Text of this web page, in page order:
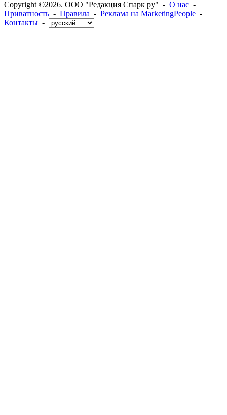
Copyright ©2026. ООО "Редакция Спарк ру" - О нас -
Приватность - Правила - Реклама на MarketingPeople -
Контакты -